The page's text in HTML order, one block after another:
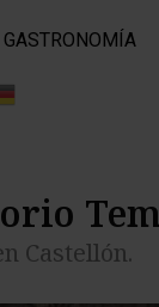
GASTRONOMÍA
Castellón.